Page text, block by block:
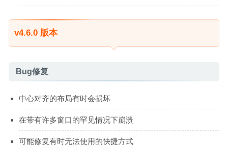
v4.6.0 版本
Bug修复
中心对齐的布局有时会损坏
在带有许多窗口的罕见情况下崩溃
可能修复有时无法使用的快捷方式